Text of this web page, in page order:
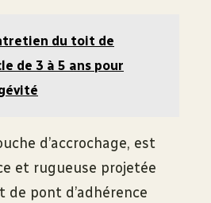
du toit de
de 3 à 5 ans pour
d’accrochage, est
et rugueuse projetée
de pont d’adhérence